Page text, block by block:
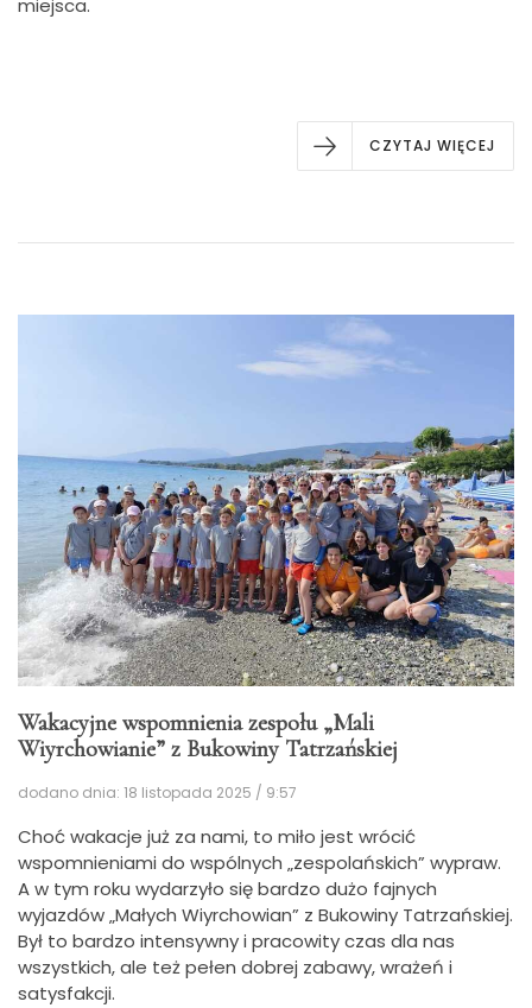
miejsca.
CZYTAJ WIĘCEJ
Wakacyjne wspomnienia zespołu „Mali
Wiyrchowianie” z Bukowiny Tatrzańskiej
dodano dnia: 18 listopada 2025 / 9:57
Choć wakacje już za nami, to miło jest wrócić
wspomnieniami do wspólnych „zespolańskich” wypraw.
A w tym roku wydarzyło się bardzo dużo fajnych
wyjazdów „Małych Wiyrchowian” z Bukowiny Tatrzańskiej.
Był to bardzo intensywny i pracowity czas dla nas
wszystkich, ale też pełen dobrej zabawy, wrażeń i
satysfakcji.